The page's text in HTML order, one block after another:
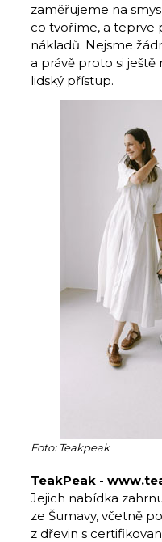
zaměřujeme na
co tvoříme, a teprve
nákladů. Nejsme
a právě proto si
lidský přístup.
Foto: Teakpeak
TeakPeak -
Jejich nabídka
ze Šumavy, včetně
z dřevin s